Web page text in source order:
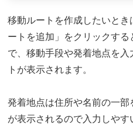
移動ルートを作成したいと
ートを追加」をクリックす
で、移動手段や発着地点を
トが表示されます。
発着地点は住所や名前の一
が表示されるので入力しやす